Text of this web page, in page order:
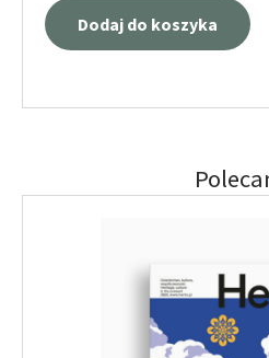
Dodaj do koszyka